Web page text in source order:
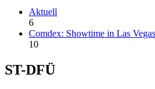
Aktuell
6
Comdex: Showtime in Las
10
ST-DFÜ